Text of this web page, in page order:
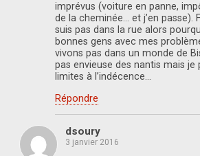
imprévus (voiture en panne,
de la cheminée… et j’en passe).
suis pas dans la rue alors
bonnes gens avec mes
vivons pas dans un monde de
pas envieuse des nantis mais je
limites à l’indécence…
Répondre
dsoury
3 janvier 2016